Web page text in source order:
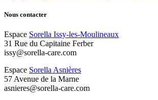
Nous contacter
Espace Sorella Issy-les-Moulineaux
31 Rue du Capitaine Ferber
issy@sorella-care.com
Espace Sorella Asnières
57 Avenue de la Marne
asnieres@sorella-care.com